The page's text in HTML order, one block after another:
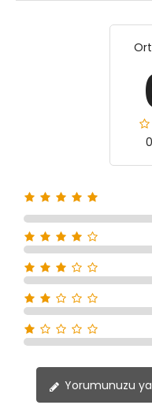
Yorumunuzu